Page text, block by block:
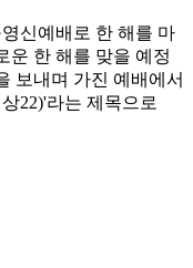
신예배로 한 해를 마
운 한 해를 맞을 예정
보내며 가진 예배에서
22)'라는 제목으로